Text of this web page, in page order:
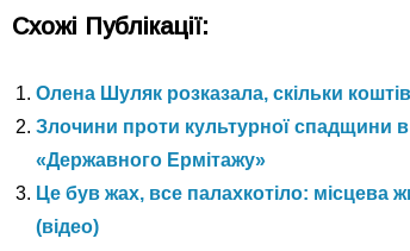
Схожі Публікації:
Олена Шуляк розказала, скільки
Злочини проти культурної спадщини
«Державного Ермітажу»
Це був жах, все палахкотіло: місцева
(відео)